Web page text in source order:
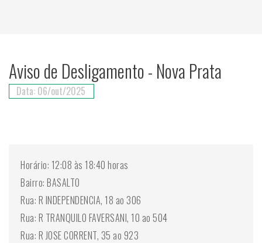
Aviso de Desligamento - Nova Prata
Data: 06/out/2025
Horário: 12:08 às 18:40 horas
Bairro: BASALTO
Rua: R INDEPENDENCIA, 18 ao 306
Rua: R TRANQUILO FAVERSANI, 10 ao 504
Rua: R JOSE CORRENT, 35 ao 923